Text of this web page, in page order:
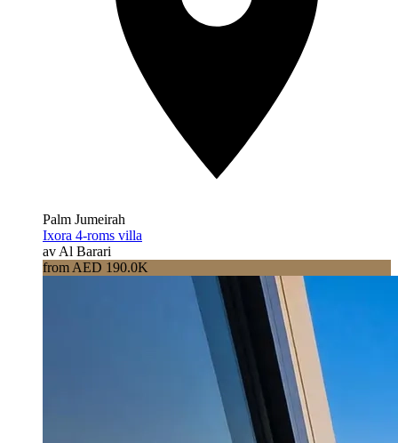
Palm Jumeirah
Ixora 4-roms villa
av Al Barari
from AED 190.0K